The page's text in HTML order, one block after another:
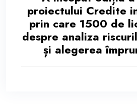
proiectului Credite
prin care 1500 de
despre analiza
și alegerea